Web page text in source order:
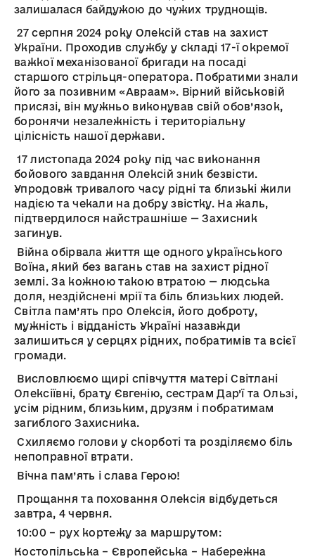
залишалася байдужою до чужих труднощів.
27 серпня 2024 року Олексій став на захист
України. Проходив службу у складі 17-ї окремої
важкої механізованої бригади на посаді
старшого стрільця-оператора. Побратими знали
його за позивним «Авраам». Вірний військовій
присязі, він мужньо виконував свій обов’язок,
боронячи незалежність і територіальну
цілісність нашої держави.
17 листопада 2024 року під час виконання
бойового завдання Олексій зник безвісти.
Упродовж тривалого часу рідні та близькі жили
надією та чекали на добру звістку. На жаль,
підтвердилося найстрашніше — Захисник
загинув.
Війна обірвала життя ще одного українського
Воїна, який без вагань став на захист рідної
землі. За кожною такою втратою — людська
доля, нездійснені мрії та біль близьких людей.
Світла пам’ять про Олексія, його доброту,
мужність і відданість Україні назавжди
залишиться у серцях рідних, побратимів та всієї
громади.
Висловлюємо щирі співчуття матері Світлані
Олексіївні, брату Євгенію, сестрам Дар’ї та Ользі,
усім рідним, близьким, друзям і побратимам
загиблого Захисника.
Схиляємо голови у скорботі та розділяємо біль
непоправної втрати.
Вічна пам’ять і слава Герою!
Прощання та поховання Олексія відбудеться
завтра, 4 червня.
10:00 – рух кортежу за маршрутом:
Костопільська – Європейська – Набережна